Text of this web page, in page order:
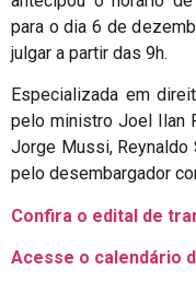
para o dia 6 de
julgar a partir das 9h.
Especializada em
pelo ministro Joel Ilan
Jorge Mussi, Reynaldo
pelo desembargador
Confira o edital de
Acesse o calendário